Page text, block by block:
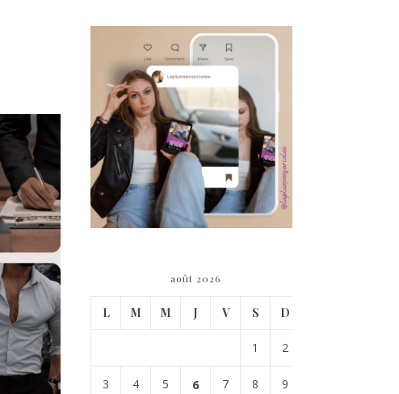
août 2026
L M M J V S D
1 2
3 4 5 6 7 8 9